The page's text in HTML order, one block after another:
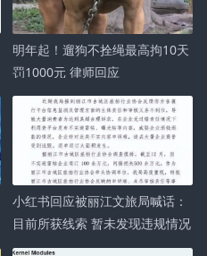
明年起！遛狗不拴绳最高拘10天
罚1000元 律师回应
小红书回应被丽江文旅局喊话：
目前所获线索 暂未发现违规情况